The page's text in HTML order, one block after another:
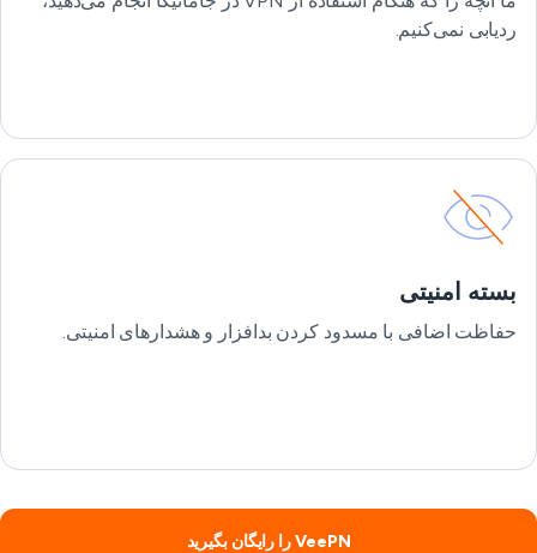
ردیابی نمی‌کنیم.
بسته امنیتی
حفاظت اضافی با مسدود کردن بدافزار و هشدارهای امنیتی.
VeePN را رایگان بگیرید